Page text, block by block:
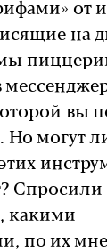
от
на
вы
Но могут
Спросили
какими
по их